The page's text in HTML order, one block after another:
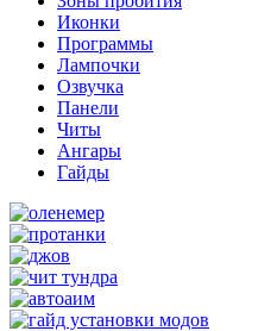
Иконки
Программы
Лампочки
Озвучка
Панели
Читы
Ангары
Гайды